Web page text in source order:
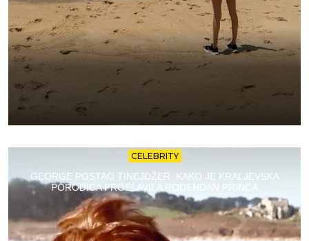
CELEBRITY
GEORGE POSTAO TINEJDŽER: KAKO JE KRALJEVSKA
PORODICA PROSLAVILA ROĐENDAN PRINCA